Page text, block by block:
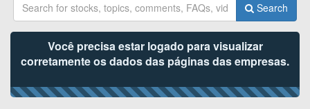
Search
Você precisa estar logado para visualizar
corretamente os dados das páginas das empresas.